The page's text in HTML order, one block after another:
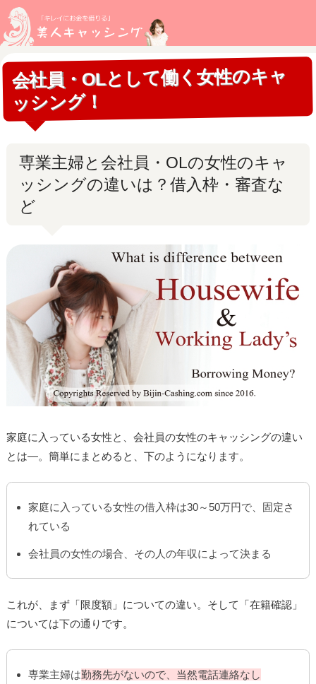
会社員・OLとして働く女性のキャ
ッシング！
専業主婦と会社員・OLの女性のキャ
ッシングの違いは？借入枠・審査な
ど
家庭に入っている女性と、会社員の女性のキャッシングの違い
とは―。簡単にまとめると、下のようになります。
家庭に入っている女性の借入枠は30～50万円で、固定さ
れている
会社員の女性の場合、その人の年収によって決まる
これが、まず「限度額」についての違い。そして「在籍確認」
については下の通りです。
専業主婦は勤務先がないので、当然電話連絡なし